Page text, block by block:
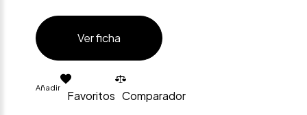
Ver ficha
Añadir
Favoritos Comparador